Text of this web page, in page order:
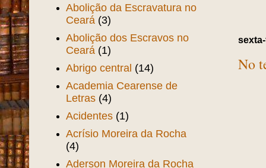
A Cearense (4)
A Maranhense
A saga dos jangadeiros (5)
AABB
Aba Film
Abolição da Escravatura no
Ceará
Abolição dos Escravos no
Ceará (1)
Abrigo central
(14)